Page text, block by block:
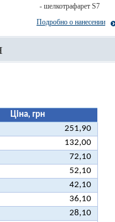
- шелкотрафарет S7
Подробно о нанесении
Ціна, грн
251,90
132,00
72,10
52,10
42,10
36,10
28,10